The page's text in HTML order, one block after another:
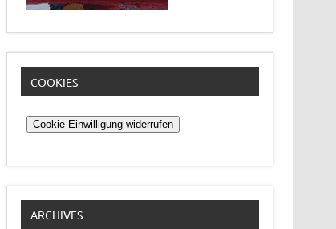
COOKIES
Cookie-Einwilligung widerrufen
ARCHIVES